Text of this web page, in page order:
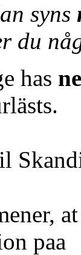
syns
du
has
paa